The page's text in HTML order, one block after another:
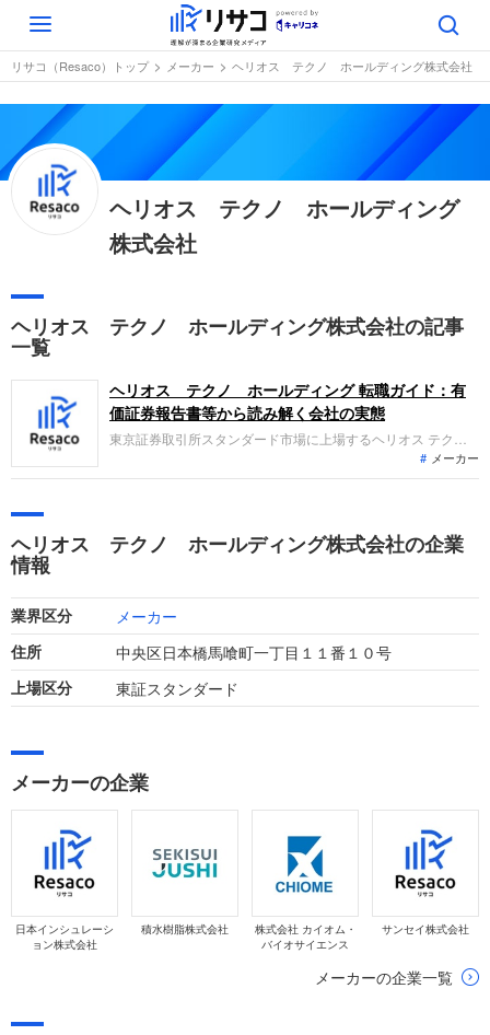
Toggle
navigation
リサコ（Resaco）トップ メーカー ヘリオス テクノ ホールディング株式会社
ヘリオス テクノ ホールディング
株式会社
ヘリオス テクノ ホールディング株式会社の記事
一覧
ヘリオス テクノ ホールディング 転職ガイド：有
価証券報告書等から読み解く会社の実態
東京証券取引所スタンダード市場に上場するヘリオス テクノ
ホールディングは、産業用ランプやLEDランプを扱うランプ事
業と、配向膜印刷装置などを扱う製造装置事業を展開していま
す。
メーカー
ヘリオス テクノ ホールディング株式会社の企業
情報
業界区分 メーカー
住所 中央区日本橋馬喰町一丁目１１番１０号
上場区分 東証スタンダード
メーカーの企業
日本インシュレーシ
ョン株式会社
積水樹脂株式会社
株式会社 カイオム・
バイオサイエンス
サンセイ株式会社
メーカーの企業一覧